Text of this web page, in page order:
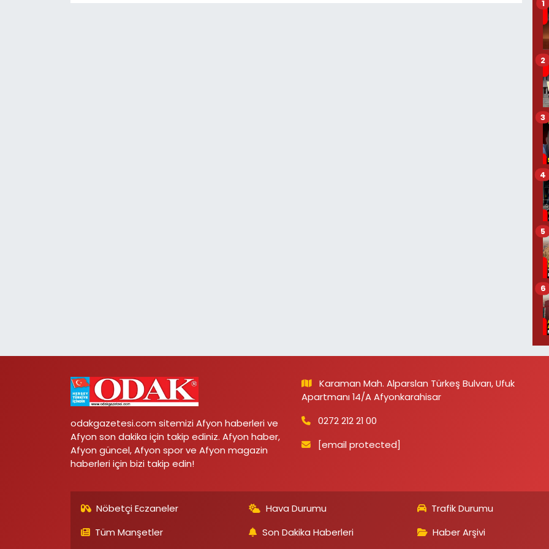
1
2
3
4
5
6
odakgazetesi.com sitemizi Afyon haberleri ve
Afyon son dakika için takip ediniz. Afyon haber,
Afyon güncel, Afyon spor ve Afyon magazin
haberleri için bizi takip edin!
Karaman Mah. Alparslan Türkeş Bulvarı, Ufuk
Apartmanı 14/A Afyonkarahisar
0272 212 21 00
[email protected]
Nöbetçi Eczaneler Hava Durumu Trafik Durumu
Tüm Manşetler
Son Dakika Haberleri Haber Arşivi